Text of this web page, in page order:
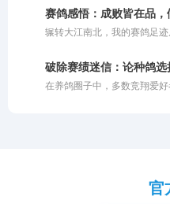
归巢，如今鸽主自己都到家
细了解其训练日志后不难发
头”。
赛鸽感悟：成败皆在品，
辗转大江南北，我的赛鸽足
繁华落尽，静心沉思，最深
能飞就是硬道理。有些鸽子
一旦踏上公棚的赛飞征程，
破除赛绩迷信：论种鸽
在养鸽圈子中，多数竞翔爱
官